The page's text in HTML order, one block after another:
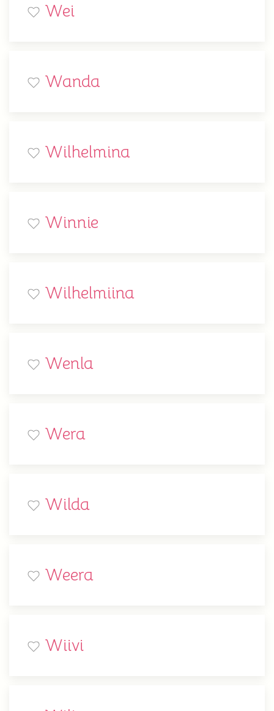
Wei
Wanda
Wilhelmina
Winnie
Wilhelmiina
Wenla
Wera
Wilda
Weera
Wiivi